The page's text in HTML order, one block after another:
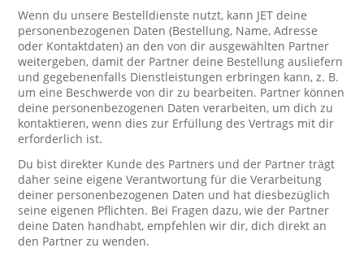
Wenn du unsere Bestelldienste nutzt, kann JET deine
personenbezogenen Daten (Bestellung, Name, Adresse
oder Kontaktdaten) an den von dir ausgewählten Partner
weitergeben, damit der Partner deine Bestellung ausliefern
und gegebenenfalls Dienstleistungen erbringen kann, z. B.
um eine Beschwerde von dir zu bearbeiten. Partner können
deine personenbezogenen Daten verarbeiten, um dich zu
kontaktieren, wenn dies zur Erfüllung des Vertrags mit dir
erforderlich ist.
Du bist direkter Kunde des Partners und der Partner trägt
daher seine eigene Verantwortung für die Verarbeitung
deiner personenbezogenen Daten und hat diesbezüglich
seine eigenen Pflichten. Bei Fragen dazu, wie der Partner
deine Daten handhabt, empfehlen wir dir, dich direkt an
den Partner zu wenden.